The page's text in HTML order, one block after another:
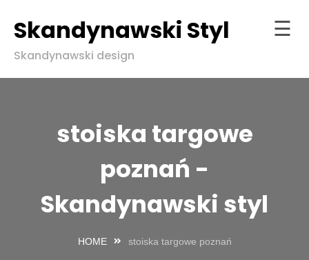
to
content
Skandynawski Styl
Skandynawski design
☰
stoiska targowe
poznań -
Skandynawski styl
HOME stoiska targowe poznań